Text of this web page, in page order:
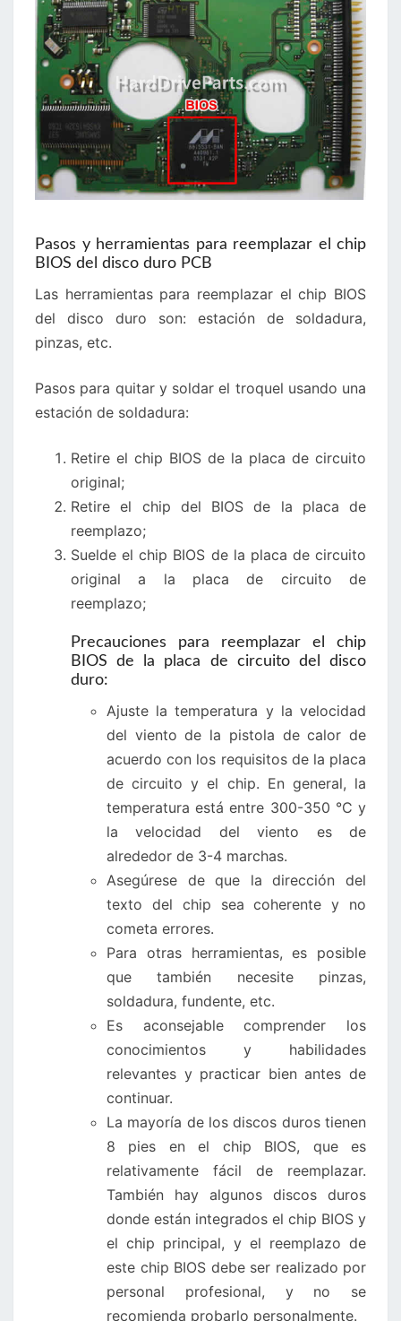
Pasos y herramientas para reemplazar el chip
BIOS del disco duro PCB
Las herramientas para reemplazar el chip BIOS
del disco duro son: estación de soldadura,
pinzas, etc.
Pasos para quitar y soldar el troquel usando una
estación de soldadura:
Retire el chip BIOS de la placa de circuito
original;
Retire el chip del BIOS de la placa de
reemplazo;
Suelde el chip BIOS de la placa de circuito
original a la placa de circuito de
reemplazo;
Precauciones para reemplazar el chip
BIOS de la placa de circuito del disco
duro:
Ajuste la temperatura y la velocidad
del viento de la pistola de calor de
acuerdo con los requisitos de la placa
de circuito y el chip. En general, la
temperatura está entre 300-350 °C y
la velocidad del viento es de
alrededor de 3-4 marchas.
Asegúrese de que la dirección del
texto del chip sea coherente y no
cometa errores.
Para otras herramientas, es posible
que también necesite pinzas,
soldadura, fundente, etc.
Es aconsejable comprender los
conocimientos y habilidades
relevantes y practicar bien antes de
continuar.
La mayoría de los discos duros tienen
8 pies en el chip BIOS, que es
relativamente fácil de reemplazar.
También hay algunos discos duros
donde están integrados el chip BIOS y
el chip principal, y el reemplazo de
este chip BIOS debe ser realizado por
personal profesional, y no se
recomienda probarlo personalmente.